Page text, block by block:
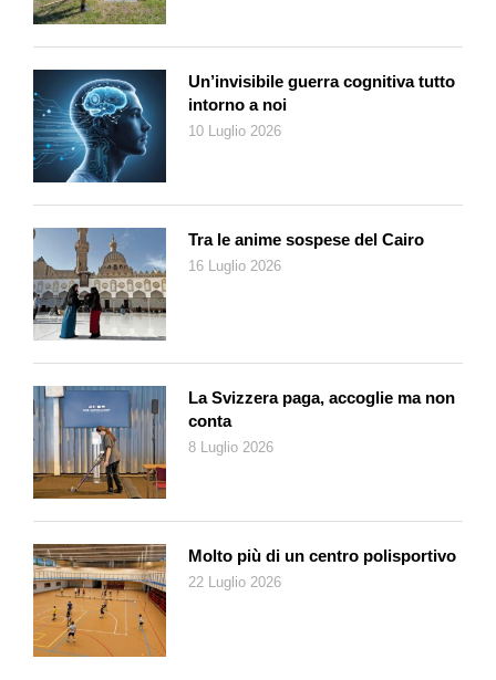
Un’invisibile guerra cognitiva tutto
intorno a noi
10 Luglio 2026
Tra le anime sospese del Cairo
16 Luglio 2026
La Svizzera paga, accoglie ma non
conta
8 Luglio 2026
Molto più di un centro polisportivo
22 Luglio 2026